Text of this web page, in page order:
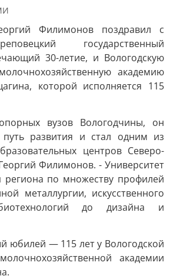
Филимонов поздравил с
государственный
30-летие, и Вологодскую
академию
которой исполняется 115
вузов Вологодчины, он
развития и стал одним из
центров Северо-
Филимонов. - Университет
региона по множеству профилей
металлургии, искусственного
до дизайна и
юбилей — 115 лет у Вологодской
академии